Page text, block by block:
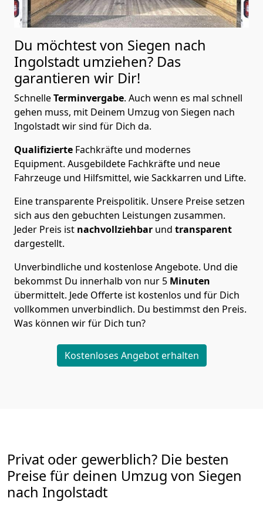
Du möchtest von Siegen nach
Ingolstadt umziehen? Das
garantieren wir Dir!
SchnelleTerminvergabe. Auch wenn es mal schnell
gehen muss, mit Deinem Umzug von Siegen nach
Ingolstadt wir sind für Dich da.
Qualifizierte Fachkräfte und modernes
Equipment. Ausgebildete Fachkräfte und neue
Fahrzeuge und Hilfsmittel, wie Sackkarren und Lifte.
Eine transparente Preispolitik. Unsere Preise setzen
sich aus den gebuchten Leistungen zusammen.
Jeder Preis ist nachvollziehbar und transparent
dargestellt.
Unverbindliche und kostenlose Angebote. Und die
bekommst Du innerhalb von nur 5 Minuten
übermittelt. Jede Offerte ist kostenlos und für Dich
vollkommen unverbindlich. Du bestimmst den Preis.
Was können wir für Dich tun?
Kostenloses Angebot erhalten
Privat oder gewerblich? Die besten
Preise für deinen Umzug von Siegen
nach Ingolstadt